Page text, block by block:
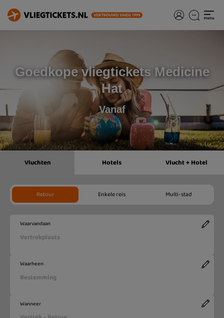
Goedkope vliegtickets Medicine
Hat
Vanaf